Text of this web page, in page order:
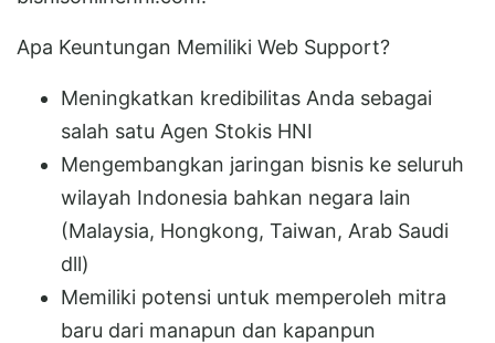
Apa Keuntungan Memiliki Web Support?
Meningkatkan kredibilitas Anda sebagai
salah satu Agen Stokis HNI
Mengembangkan jaringan bisnis ke seluruh
wilayah Indonesia bahkan negara lain
(Malaysia, Hongkong, Taiwan, Arab Saudi
dll)
Memiliki potensi untuk memperoleh mitra
baru dari manapun dan kapanpun